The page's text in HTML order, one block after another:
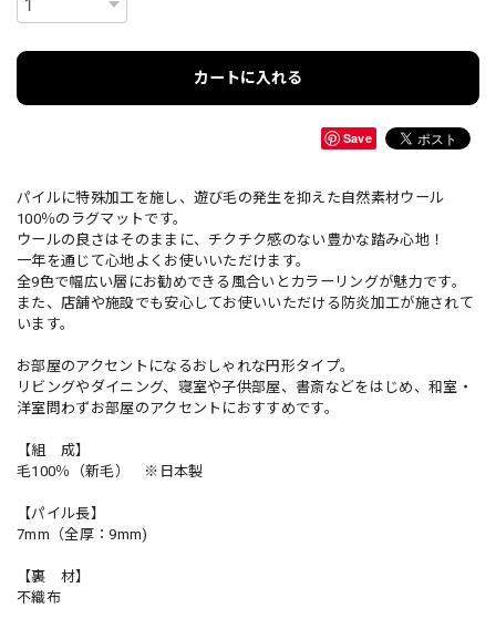
カートに入れる
Save
パイルに特殊加工を施し、遊び毛の発生を抑えた自然素材ウール
100％のラグマットです。
ウールの良さはそのままに、チクチク感のない豊かな踏み心地！
一年を通じて心地よくお使いいただけます。
全9色で幅広い層にお勧めできる風合いとカラーリングが魅力です。
また、店舗や施設でも安心してお使いいただける防炎加工が施されて
います。
お部屋のアクセントになるおしゃれな円形タイプ。
リビングやダイニング、寝室や子供部屋、書斎などをはじめ、和室・
洋室問わずお部屋のアクセントにおすすめです。
【組 成】
毛100％（新毛） ※日本製
【パイル長】
7mm（全厚：9mm)
【裏 材】
不織布